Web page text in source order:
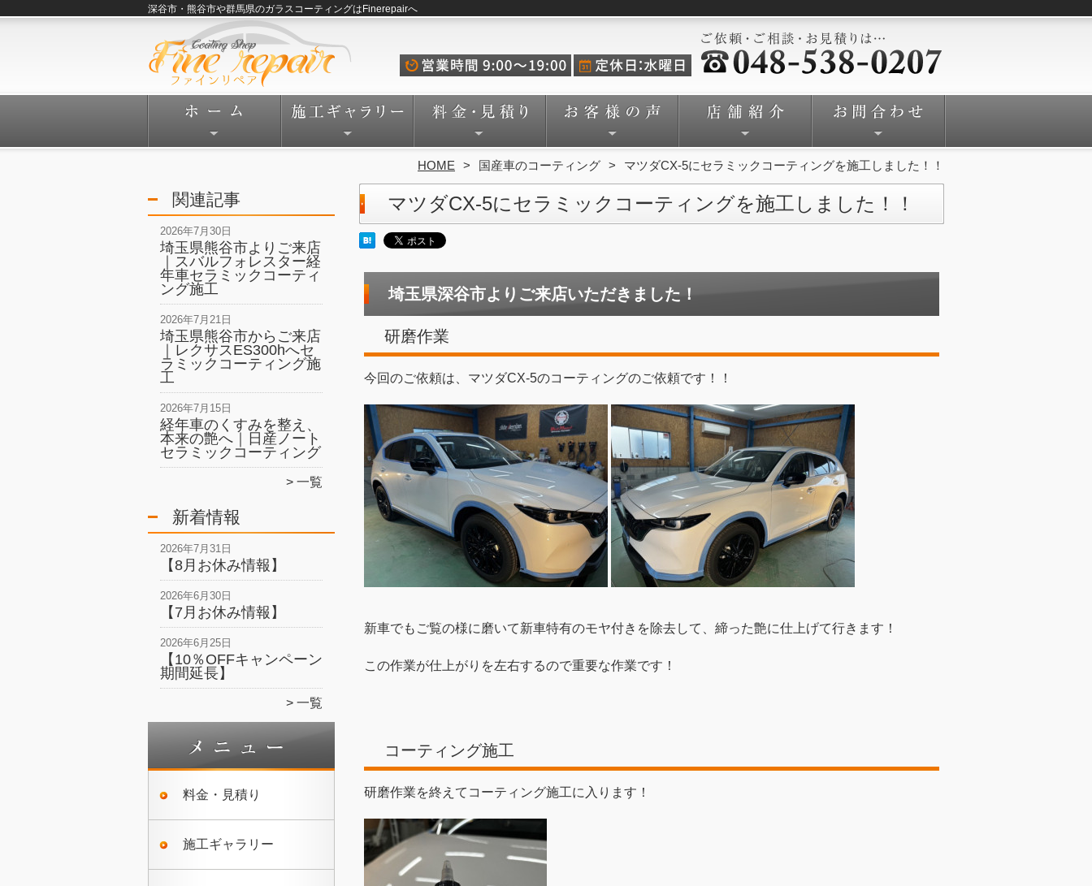
深谷市・熊谷市や群馬県のガラスコーティングはFinerepairへ
HOME 国産車のコーティング マツダCX-5にセラミックコーティングを施工しました！！
関連記事
2026年7月30日
埼玉県熊谷市よりご来店
｜スバルフォレスター経
年車セラミックコーティ
ング施工
2026年7月21日
埼玉県熊谷市からご来店
｜レクサスES300hへセ
ラミックコーティング施
工
2026年7月15日
経年車のくすみを整え、
本来の艶へ｜日産ノート
セラミックコーティング
一覧
新着情報
2026年7月31日
【8月お休み情報】
2026年6月30日
【7月お休み情報】
2026年6月25日
【10％OFFキャンペーン
期間延長】
一覧
料金・見積り
施工ギャラリー
マツダCX-5にセラミックコーティングを施工しました！！
埼玉県深谷市よりご来店いただきました！
研磨作業
今回のご依頼は、マツダCX-5のコーティングのご依頼です！！
新車でもご覧の様に磨いて新車特有のモヤ付きを除去して、締った艶に仕上げて行きます！
この作業が仕上がりを左右するので重要な作業です！
コーティング施工
研磨作業を終えてコーティング施工に入ります！